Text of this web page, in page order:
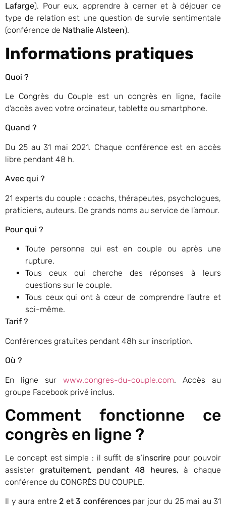
Lafarge). Pour eux, apprendre à cerner et à déjouer ce
type de relation est une question de survie sentimentale
(conférence de Nathalie Alsteen).
Informations pratiques
Quoi ?
Le Congrès du Couple est un congrès en ligne, facile
d’accès avec votre ordinateur, tablette ou smartphone.
Quand ?
Du 25 au 31 mai 2021. Chaque conférence est en accès
libre pendant 48 h.
Avec qui ?
21 experts du couple : coachs, thérapeutes, psychologues,
praticiens, auteurs. De grands noms au service de l’amour.
Pour qui ?
Toute personne qui est en couple ou après une
rupture.
Tous ceux qui cherche des réponses à leurs
questions sur le couple.
Tous ceux qui ont à cœur de comprendre l’autre et
soi-même.
Tarif ?
Conférences gratuites pendant 48h sur inscription.
Où ?
En ligne sur www.congres-du-couple.com. Accès au
groupe Facebook privé inclus.
Comment fonctionne ce
congrès en ligne ?
Le concept est simple : il suffit des’inscrire pour pouvoir
assister gratuitement, pendant 48 heures,à chaque
conférence du CONGRÈS DU COUPLE.
Il y aura entre 2 et 3 conférences par jour du 25 mai au 31